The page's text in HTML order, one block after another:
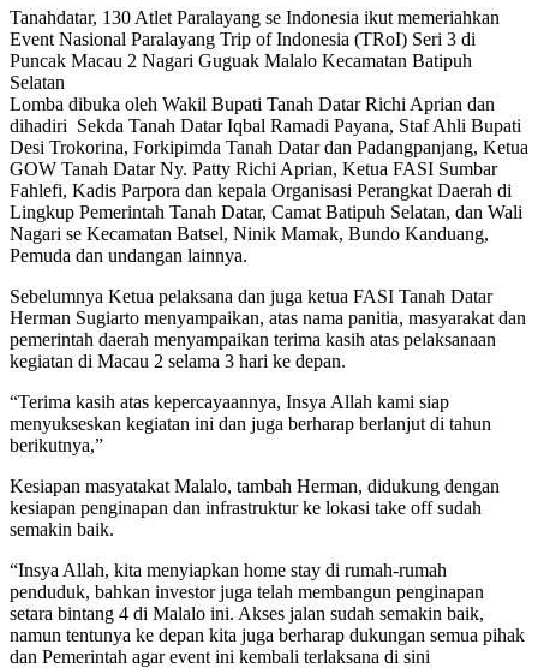
Tanahdatar, 130 Atlet Paralayang se Indonesia ikut memeriahkan
Event Nasional Paralayang Trip of Indonesia (TRoI) Seri 3 di
Puncak Macau 2 Nagari Guguak Malalo Kecamatan Batipuh
Selatan
Lomba dibuka oleh Wakil Bupati Tanah Datar Richi Aprian dan
dihadiri Sekda Tanah Datar Iqbal Ramadi Payana, Staf Ahli Bupati
Desi Trokorina, Forkipimda Tanah Datar dan Padangpanjang, Ketua
GOW Tanah Datar Ny. Patty Richi Aprian, Ketua FASI Sumbar
Fahlefi, Kadis Parpora dan kepala Organisasi Perangkat Daerah di
Lingkup Pemerintah Tanah Datar, Camat Batipuh Selatan, dan Wali
Nagari se Kecamatan Batsel, Ninik Mamak, Bundo Kanduang,
Pemuda dan undangan lainnya.
Sebelumnya Ketua pelaksana dan juga ketua FASI Tanah Datar
Herman Sugiarto menyampaikan, atas nama panitia, masyarakat dan
pemerintah daerah menyampaikan terima kasih atas pelaksanaan
kegiatan di Macau 2 selama 3 hari ke depan.
“Terima kasih atas kepercayaannya, Insya Allah kami siap
menyukseskan kegiatan ini dan juga berharap berlanjut di tahun
berikutnya,”
Kesiapan masyatakat Malalo, tambah Herman, didukung dengan
kesiapan penginapan dan infrastruktur ke lokasi take off sudah
semakin baik.
“Insya Allah, kita menyiapkan home stay di rumah-rumah
penduduk, bahkan investor juga telah membangun penginapan
setara bintang 4 di Malalo ini. Akses jalan sudah semakin baik,
namun tentunya ke depan kita juga berharap dukungan semua pihak
dan Pemerintah agar event ini kembali terlaksana di sini